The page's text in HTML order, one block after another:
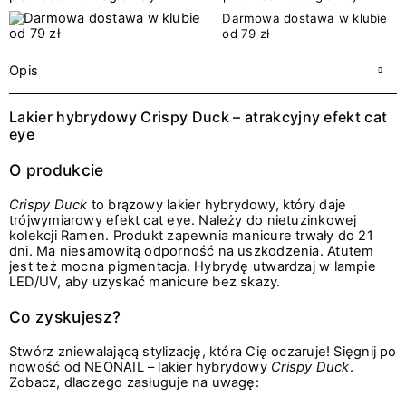
Darmowa dostawa w klubie
od 79 zł
Opis
Lakier hybrydowy Crispy Duck – atrakcyjny efekt cat
eye
O produkcie
Crispy Duck to brązowy lakier hybrydowy, który daje
trójwymiarowy efekt cat eye. Należy do nietuzinkowej
kolekcji Ramen. Produkt zapewnia manicure trwały do 21
dni. Ma niesamowitą odporność na uszkodzenia. Atutem
jest też mocna pigmentacja. Hybrydę utwardzaj w lampie
LED/UV, aby uzyskać manicure bez skazy.
Co zyskujesz?
Stwórz zniewalającą stylizację, która Cię oczaruje! Sięgnij po
nowość od NEONAIL – lakier hybrydowy Crispy Duck.
Zobacz, dlaczego zasługuje na uwagę: